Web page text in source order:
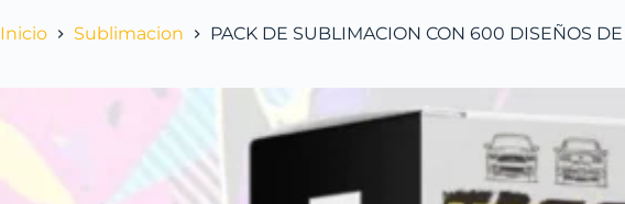
Inicio Sublimacion PACK DE SUBLIMACION CON 600 DISEÑOS DE